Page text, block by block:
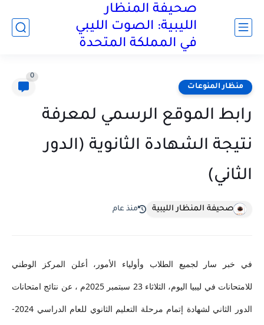
صحيفة المنظار
الليبية: الصوت الليبي
في المملكة المتحدة
منظار المنوعات
0
رابط الموقع الرسمي لمعرفة
نتيجة الشهادة الثانوية (الدور
الثاني)
صحيفة المنظار الليبية منذ عام
في خبر سار لجميع الطلاب وأولياء الأمور، أعلن المركز الوطني
للامتحانات في ليبيا اليوم، الثلاثاء 23 سبتمبر 2025م ، عن نتائج امتحانات
الدور الثاني لشهادة إتمام مرحلة التعليم الثانوي للعام الدراسي 2024-